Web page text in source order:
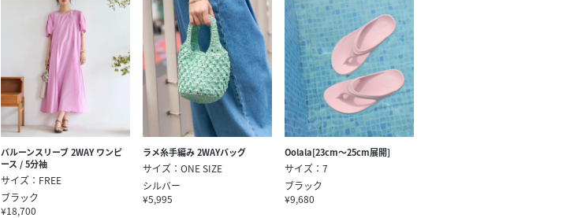
バルーンスリーブ 2WAY ワンピ
ース / 5分袖
サイズ：FREE
ブラック
¥18,700
ラメ糸手編み 2WAYバッグ
サイズ：ONE SIZE
シルバー
¥5,995
Oolala[23cm～25cm展開]
サイズ：7
ブラック
¥9,680